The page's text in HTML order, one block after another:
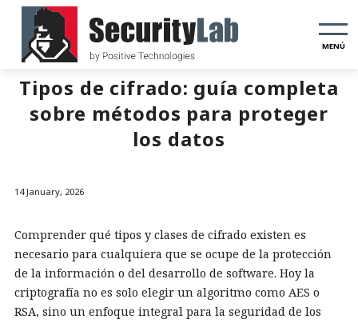
MENÚ
Tipos de cifrado: guía completa
sobre métodos para proteger
los datos
14 January, 2026
Comprender qué tipos y clases de cifrado existen es
necesario para cualquiera que se ocupe de la protección
de la información o del desarrollo de software. Hoy la
criptografía no es solo elegir un algoritmo como AES o
RSA, sino un enfoque integral para la seguridad de los